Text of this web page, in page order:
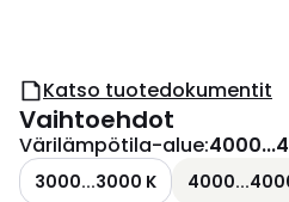
Katso tuotedokumentit
Vaihtoehdot
Värilämpötila-alue:
3000...3000 K